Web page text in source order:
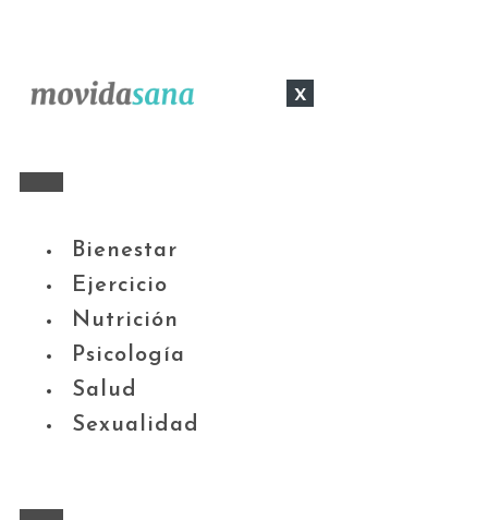
x
Bienestar
Ejercicio
Nutrición
Psicología
Salud
Sexualidad